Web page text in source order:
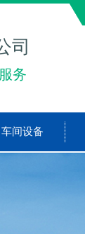
司
务
车间设备